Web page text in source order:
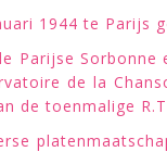
1944 te Parijs
Parijse
de la
de toenmalige